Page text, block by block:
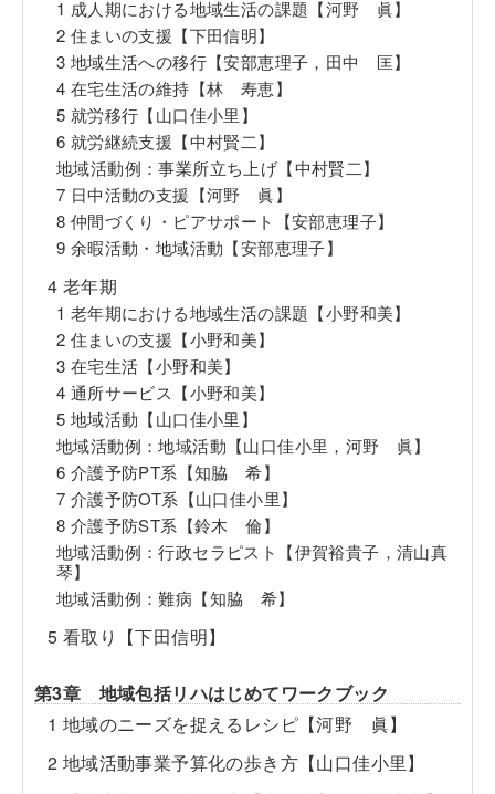
1 成人期における地域生活の課題【河野 眞】
2 住まいの支援【下田信明】
3 地域生活への移行【安部恵理子，田中 匡】
4 在宅生活の維持【林 寿恵】
5 就労移行【山口佳小里】
6 就労継続支援【中村賢二】
地域活動例：事業所立ち上げ【中村賢二】
7 日中活動の支援【河野 眞】
8 仲間づくり・ピアサポート【安部恵理子】
9 余暇活動・地域活動【安部恵理子】
4 老年期
1 老年期における地域生活の課題【小野和美】
2 住まいの支援【小野和美】
3 在宅生活【小野和美】
4 通所サービス【小野和美】
5 地域活動【山口佳小里】
地域活動例：地域活動【山口佳小里，河野 眞】
6 介護予防PT系【知脇 希】
7 介護予防OT系【山口佳小里】
8 介護予防ST系【鈴木 倫】
地域活動例：行政セラピスト【伊賀裕貴子，清山真
琴】
地域活動例：難病【知脇 希】
5 看取り【下田信明】
第3章 地域包括リハはじめてワークブック
1 地域のニーズを捉えるレシピ【河野 眞】
2 地域活動事業予算化の歩き方【山口佳小里】